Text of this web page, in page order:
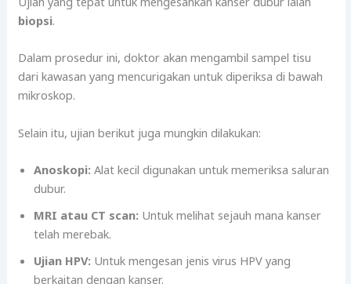
biopsi.
Dalam prosedur ini, doktor akan mengambil sampel tisu
dari kawasan yang mencurigakan untuk diperiksa di bawah
mikroskop.
Selain itu, ujian berikut juga mungkin dilakukan:
Anoskopi: Alat kecil digunakan untuk memeriksa saluran
dubur.
MRI atau CT scan: Untuk melihat sejauh mana kanser
telah merebak.
Ujian HPV: Untuk mengesan jenis virus HPV yang
berkaitan dengan kanser.